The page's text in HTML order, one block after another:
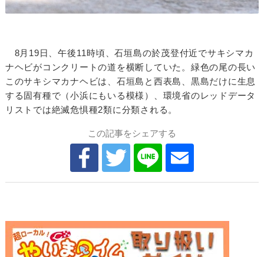
8月19日、午後11時頃、石垣島の於茂登付近でサキシマカ
ナヘビがコンクリートの道を横断していた。緑色の尾の長い
このサキシマカナヘビは、石垣島と西表島、黒島だけに生息
する固有種で（小浜にもいる模様）、環境省のレッドデータ
リストでは絶滅危惧種2類に分類される。
この記事をシェアする